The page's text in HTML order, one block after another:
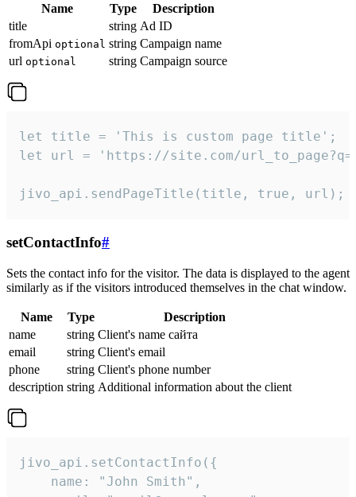
Name Type
Description
title
string Ad ID
fromApi optional string Campaign name
url optional string Campaign source
let title = 'This is custom page title';
let url = 'https://site.com/
jivo_api.sendPageTitle(title, true, url);
setContactInfo#
Sets the contact info for the visitor. The data is displayed to the agent
similarly as if the visitors introduced themselves in the chat window.
Name Type
Description
name
string Client's name сайта
email
string Client's email
phone
string Client's phone number
description string Additional information about the client
jivo_api.setContactInfo({
    name: "John Smith",